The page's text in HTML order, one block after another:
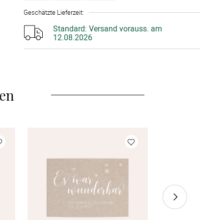
25 Stück
30 Stück à CHF 4.70
40 Stück à CHF 4.40
55 Stück
60 Stück à CHF 3.85
70 Stück à CHF 3.50
Geschätzte Lieferzeit:
Standard: Versand vorauss. am
12.08.2026